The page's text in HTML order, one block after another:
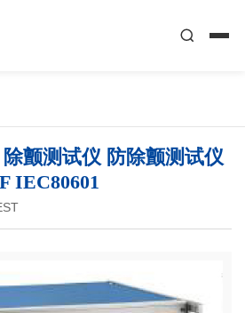
除颤测试仪 防除颤测试仪
IEC80601